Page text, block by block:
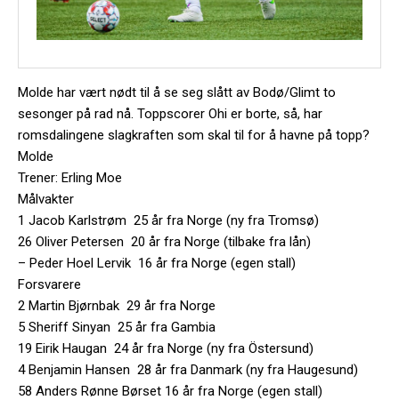
Molde har vært nødt til å se seg slått av Bodø/Glimt to
sesonger på rad nå. Toppscorer Ohi er borte, så, har
romsdalingene slagkraften som skal til for å havne på topp?
Molde
Trener: Erling Moe
Målvakter
1 Jacob Karlstrøm 25 år fra Norge (ny fra Tromsø)
26 Oliver Petersen 20 år fra Norge (tilbake fra lån)
– Peder Hoel Lervik 16 år fra Norge (egen stall)
Forsvarere
2 Martin Bjørnbak 29 år fra Norge
5 Sheriff Sinyan 25 år fra Gambia
19 Eirik Haugan 24 år fra Norge (ny fra Östersund)
4 Benjamin Hansen 28 år fra Danmark (ny fra Haugesund)
58 Anders Rønne Børset 16 år fra Norge (egen stall)